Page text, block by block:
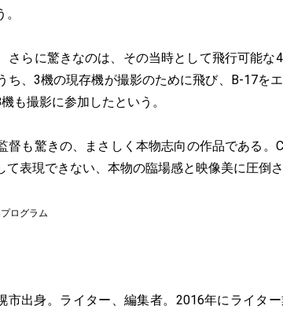
らに驚きなのは、その当時として飛行可能な
ち、3機の現存機が撮影のために飛び、B-17を
も撮影に参加したという。
も驚きの、まさしく本物志向の作品である。
表現できない、本物の臨場感と映像美に圧倒さ
ログラム
市出身。ライター、編集者。2016年にライタ